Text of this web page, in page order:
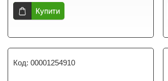
Купити
00001254910